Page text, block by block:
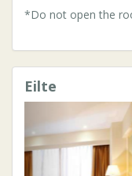
*Do not open the
Eilte
Previous